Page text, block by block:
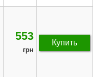
553
грн
Купить